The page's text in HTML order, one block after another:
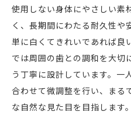
使用しない身体にやさしい素
く、長期間にわたる耐久性や
単に白くてきれいであれば良
では周囲の歯との調和を大切
う丁寧に設計しています。一
合わせて微調整を行い、まる
な自然な見た目を目指します。